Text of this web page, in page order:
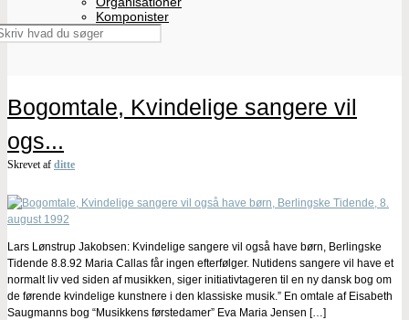
Komponister
Bogomtale, Kvindelige sangere vil
ogs...
Skrevet af ditte
Lars Lønstrup Jakobsen: Kvindelige sangere vil også have børn, Berlingske
Tidende 8.8.92 Maria Callas får ingen efterfølger. Nutidens sangere vil have et
normalt liv ved siden af musikken, siger initiativtageren til en ny dansk bog om
de førende kvindelige kunstnere i den klassiske musik.” En omtale af Eisabeth
Saugmanns bog “Musikkens førstedamer” Eva Maria Jensen […]